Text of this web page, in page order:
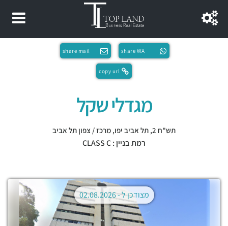
share WA
share mail
copy url
מגדלי שקל
תש"ח 2, תל אביב יפו, מרכז / צפון תל אביב
רמת בניין : CLASS C
מצודכן ל -02.08.2026